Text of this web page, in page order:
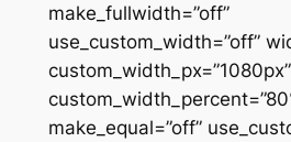
make_fullwidth=”off”
use_custom_width=”off”
custom_width_px=”1080px”
make_equal=”off”